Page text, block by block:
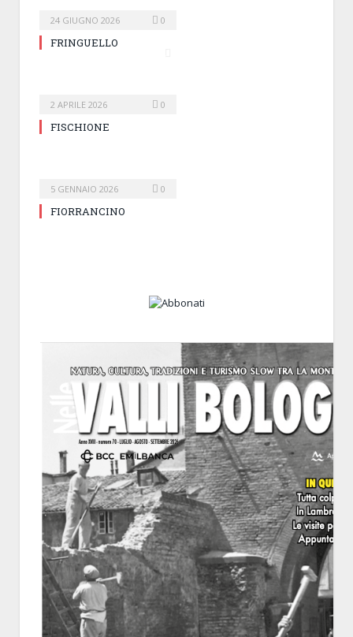
24 GIUGNO 2026 0
FRINGUELLO
2 APRILE 2026 0
FISCHIONE
5 GENNAIO 2026 0
FIORRANCINO